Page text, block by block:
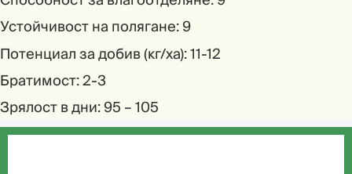
Устойчивост на полягане: 9
Потенциал за добив (кг/ха): 11-12
Братимост: 2-3
Зрялост в дни: 95 – 105